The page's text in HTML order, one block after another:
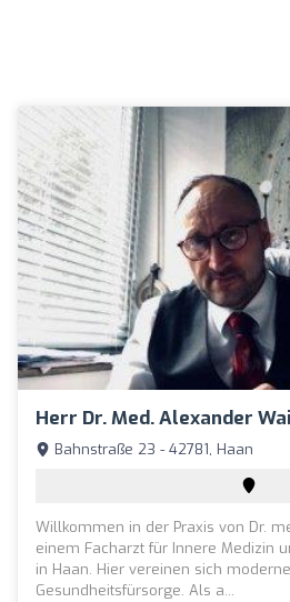
Herr Dr. Med. Alexander
Bahnstraße 23 - 42781, Haan
Willkommen in der Praxis von Dr.
einem Facharzt für Innere Medizin
in Haan. Hier vereinen sich
Gesundheitsfürsorge. Als a...